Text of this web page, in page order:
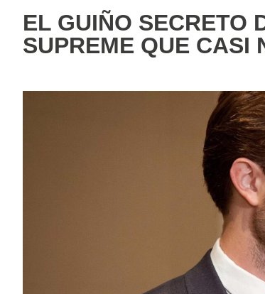
EL GUIÑO SECRETO
SUPREME QUE CASI